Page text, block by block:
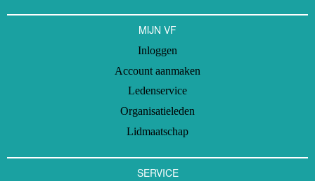
MIJN VF
Inloggen
Account aanmaken
Ledenservice
Organisatieleden
Lidmaatschap
SERVICE